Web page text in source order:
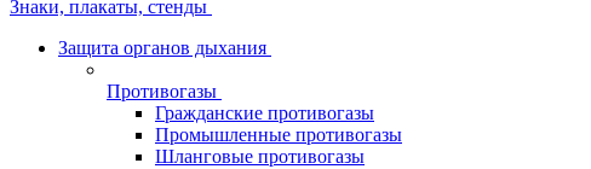
Знаки, плакаты, стенды
Защита органов дыхания
Противогазы
Гражданские противогазы
Промышленные противогазы
Шланговые противогазы